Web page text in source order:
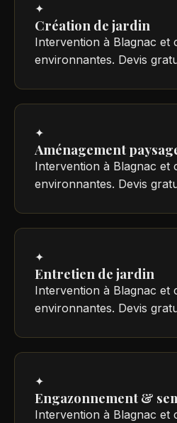
✦
Création de jardin
Intervention à Blagnac et
environnantes. Devis
✦
Aménagement
Intervention à Blagnac et
environnantes. Devis
✦
Entretien de jardin
Intervention à Blagnac et
environnantes. Devis
✦
Engazonnement &
Intervention à Blagnac et